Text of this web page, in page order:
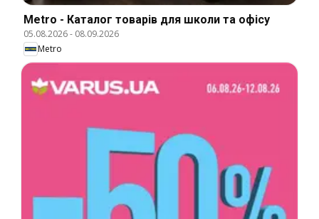
Metro - Каталог товарів для школи та офісу
05.08.2026- 08.09.2026
Metro